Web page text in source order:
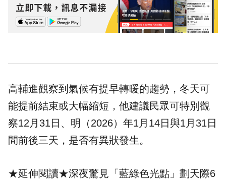
高輔進觀察到氣候有提早轉暖的趨勢，冬天可
能提前結束或大幅縮短，他建議民眾可特別觀
察12月31日、明（2026）年1月14日與1月31日
間前後三天，是否有異狀發生。
★延伸閱讀★深夜驚見「藍綠色光點」劃天際6